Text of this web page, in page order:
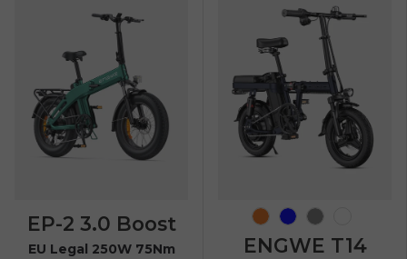
EP-2 3.0 Boost
EU Legal 250W 75Nm
Orange
BleuGrisBlanc
ENGWE T14